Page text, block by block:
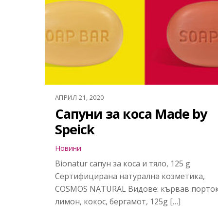
АПРИЛ 21, 2020
Сапуни за коса Made by
Speick
Новини
Bionatur сапун за коса и тяло, 125 g
Сертифицирана натурална козметика,
COSMOS NATURAL Видове: кървав
лимон, кокос, бергамот, 125g […]